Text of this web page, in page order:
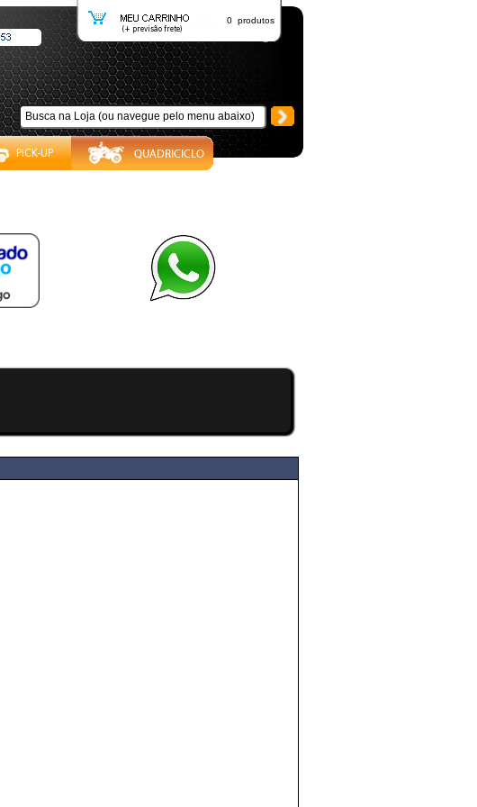
0 produtos